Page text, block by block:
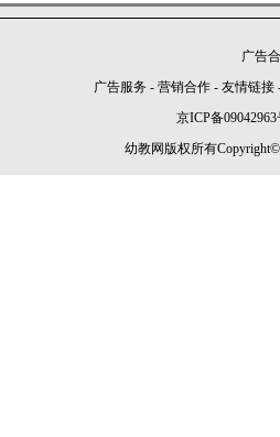
广告
广告服务 - 营销合作 - 友情链接
京ICP备09042963
幼教网版权所有